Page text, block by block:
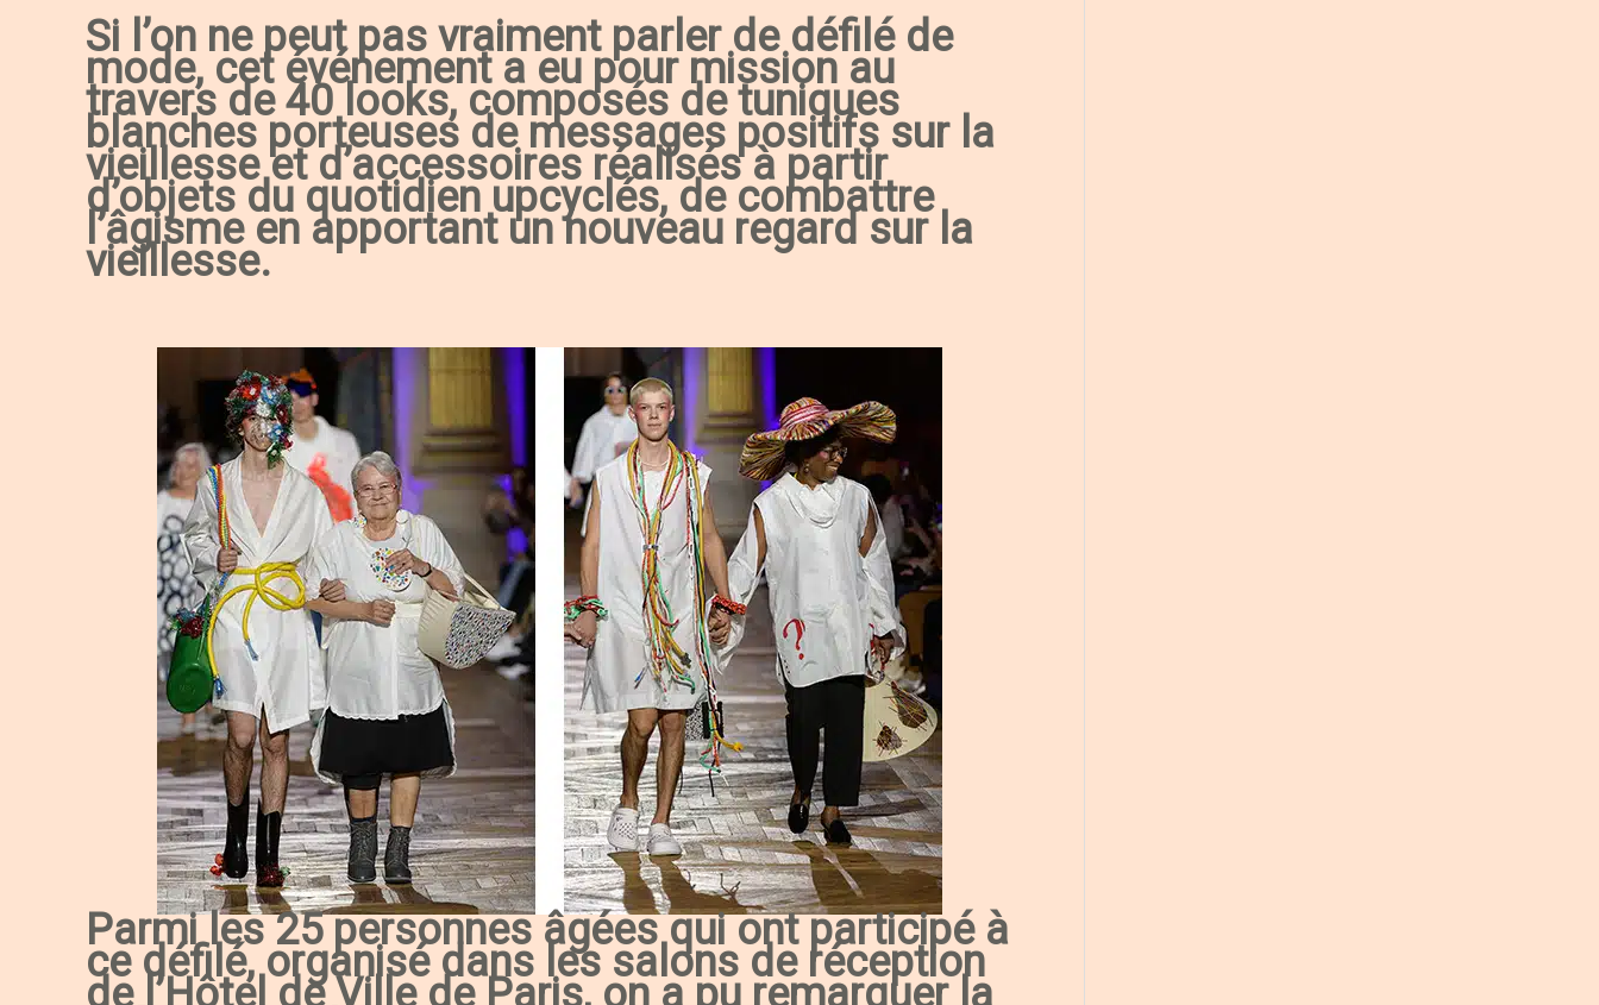
Si l’on ne peut pas vraiment parler de défilé de
mode, cet événement a eu pour mission au
travers de 40 looks, composés de tuniques
blanches porteuses de messages positifs sur la
vieillesse et d’accessoires réalisés à partir
d’objets du quotidien upcyclés, de combattre
l’âgisme en apportant un nouveau regard sur la
vieillesse.
Parmi les 25 personnes âgées qui ont participé à
ce défilé, organisé dans les salons de réception
de l’Hôtel de Ville de Paris, on a pu remarquer la